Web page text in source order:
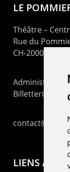
LE
Théâtre –
Rue du
CH-2000
Administration
Billetterie : +41
LIENS AMIS